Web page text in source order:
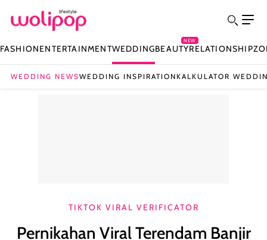
FASHIONENTERTAINMENTWEDDINGBEAUTY
NEW
RELATIONSHIP
WEDDING NEWSWEDDING INSPIRATION KALKULATOR
TIKTOK VIRAL VERIFICATOR
Pernikahan Viral Terendam Banjir